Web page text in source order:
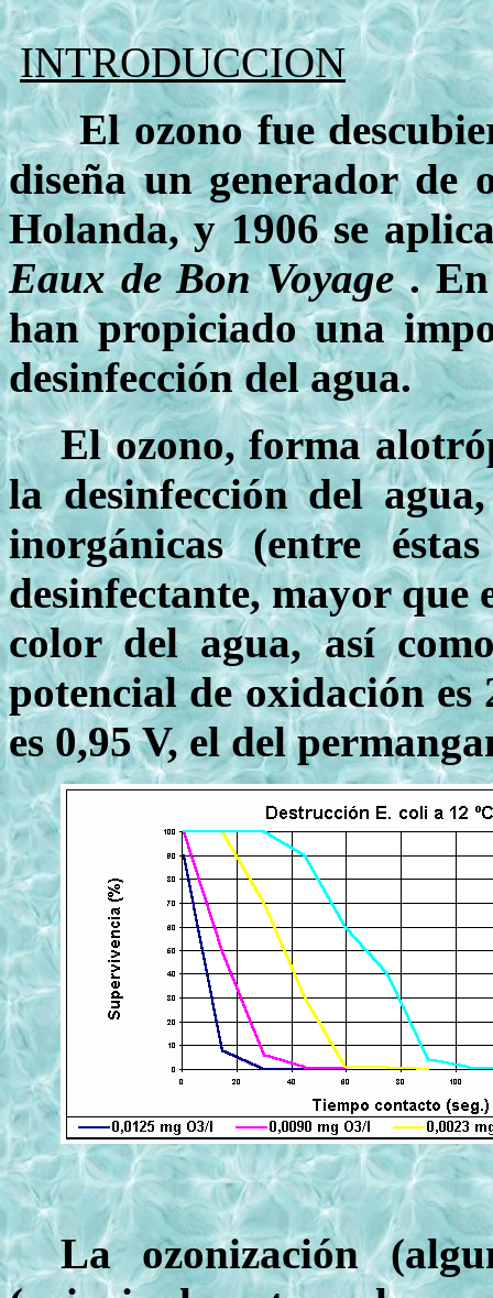
INTRODUCCION
El ozono fue
diseña un generador de
Holanda, y 1906 se
Eaux de Bon Voyage. En
han propiciado una
desinfección del agua.
El ozono, forma
la desinfección del
inorgánicas (entre
desinfectante, mayor que
color del agua, así
potencial de oxidación
es 0,95 V, el del
La ozonización